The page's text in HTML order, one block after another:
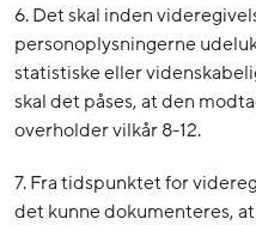
6. Det skal inden
personoplysningerne
statistiske eller
skal det påses, at den
overholder vilkår 8-12.
7. Fra tidspunktet for
det kunne dokumenteres,